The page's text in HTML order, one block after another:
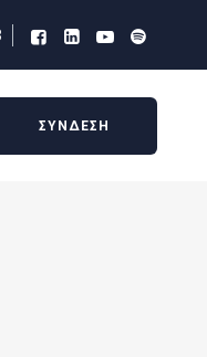
ΣΥΝΔΕΣΗ